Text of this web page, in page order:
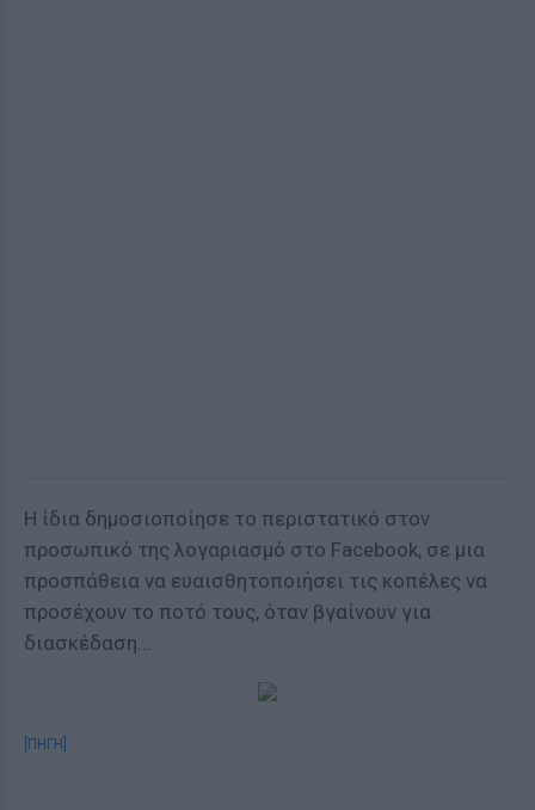
Η ίδια δημοσιοποίησε το περιστατικό στον
προσωπικό της λογαριασμό στο Facebook, σε μια
προσπάθεια να ευαισθητοποιήσει τις κοπέλες να
προσέχουν το ποτό τους, όταν βγαίνουν για
διασκέδαση…
[ΠΗΓΗ]